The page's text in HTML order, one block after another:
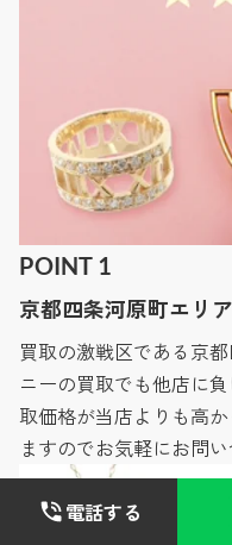
電話する
POINT 1
京都四条河原町エリ
買取の激戦区である京
ニーの買取でも他店に
取価格が当店よりも高
ますのでお気軽にお問い